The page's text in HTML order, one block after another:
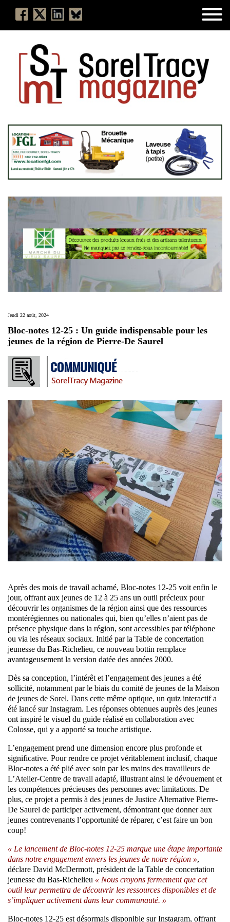
Jeudi 22 août, 2024
Bloc-notes 12-25 : Un guide indispensable pour les
jeunes de la région de Pierre-De Saurel
Après des mois de travail acharné, Bloc-notes 12-25 voit enfin le
jour, offrant aux jeunes de 12 à 25 ans un outil précieux pour
découvrir les organismes de la région ainsi que des ressources
montérégiennes ou nationales qui, bien qu’elles n’aient pas de
présence physique dans la région, sont accessibles par téléphone
ou via les réseaux sociaux. Initié par la Table de concertation
jeunesse du Bas-Richelieu, ce nouveau bottin remplace
avantageusement la version datée des années 2000.
Dès sa conception, l’intérêt et l’engagement des jeunes a été
sollicité, notamment par le biais du comité de jeunes de la Maison
de jeunes de Sorel. Dans cette même optique, un quiz interactif a
été lancé sur Instagram. Les réponses obtenues auprès des jeunes
ont inspiré le visuel du guide réalisé en collaboration avec
Colosse, qui y a apporté sa touche artistique.
L’engagement prend une dimension encore plus profonde et
significative. Pour rendre ce projet véritablement inclusif, chaque
Bloc-notes a été plié avec soin par les mains des travailleurs de
L’Atelier-Centre de travail adapté, illustrant ainsi le dévouement et
les compétences précieuses des personnes avec limitations. De
plus, ce projet a permis à des jeunes de Justice Alternative Pierre-
De Saurel de participer activement, démontrant que donner aux
jeunes contrevenants l’opportunité de réparer, c’est faire un bon
coup!
« Le lancement de Bloc-notes 12-25 marque une étape importante
dans notre engagement envers les jeunes de notre région »,
déclare David McDermott, président de la Table de concertation
jeunesse du Bas-Richelieu « Nous croyons fermement que cet
outil leur permettra de découvrir les ressources disponibles et de
s’impliquer activement dans leur communauté. »
Bloc-notes 12-25 est désormais disponible sur Instagram, offrant